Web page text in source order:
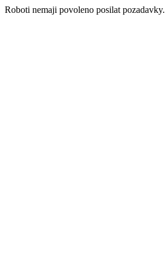
Roboti nemaji povoleno posilat pozadavky.